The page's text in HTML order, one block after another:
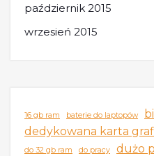
październik 2015
wrzesień 2015
16 gb ram baterie do laptopów
dedykowana karta
do 32 gb ram
do pracy dużo